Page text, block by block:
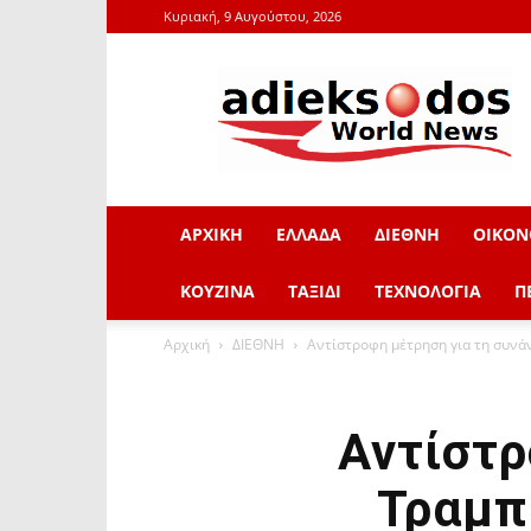
Κυριακή, 9 Αυγούστου, 2026
adieksodos.gr
ΑΡΧΙΚΗ ΕΛΛΑΔΑ ΔΙΕΘΝΗ
ΚΟΥΖΙΝΑ ΤΑΞΙΔΙ ΤΕΧΝΟΛΟΓΙΑ
Αρχική ΔΙΕΘΝΗ Αντίστροφη μέτρηση για τη